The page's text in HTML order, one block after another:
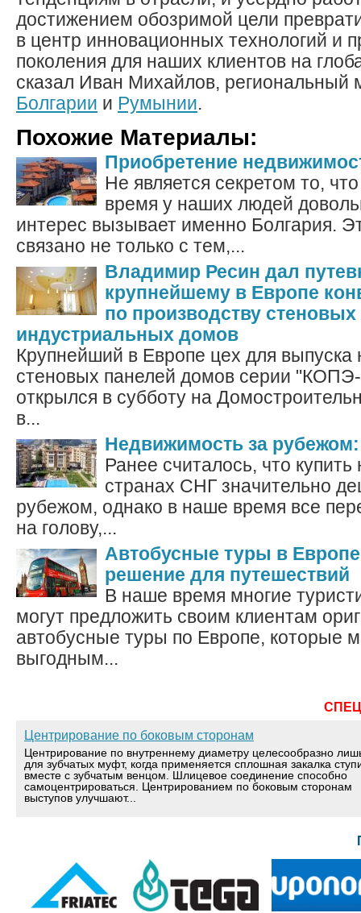
достижением обозримой цели
в центр инновационных технологий и
поколения для наших клиентов на
сказал Иван Михайлов, региональный
Болгарии и Румынии.
Похожие Материалы:
Приобретение
Не является секретом то,
время у наших людей
интерес вызывает именно Болгария.
связано не только с тем,...
Владимир Ресин дал
крупнейшему в Европе
по производству
индустриальных домов
Крупнейший в Европе цех для
стеновых панелей домов серии
открылся в субботу на
в...
Недвижимость за рубежом:
Ранее считалось, что
странах СНГ значительно
рубежом, однако в наше время все
на голову,...
Автобусные туры в
решение для путешествий
В наше время многие
могут предложить своим клиентам
автобусные туры по Европе, которые
выгодным...
Центрирование по боковым сторонам
Центрирование по внутреннему диаметру целесообразно
для зубчатых муфт, когда применяется сплошная закалка
вместе с зубчатым венцом. Шлицевое соединение способно
самоцентрироваться. Центрированием по боковым сторонам
выступов улучшают...